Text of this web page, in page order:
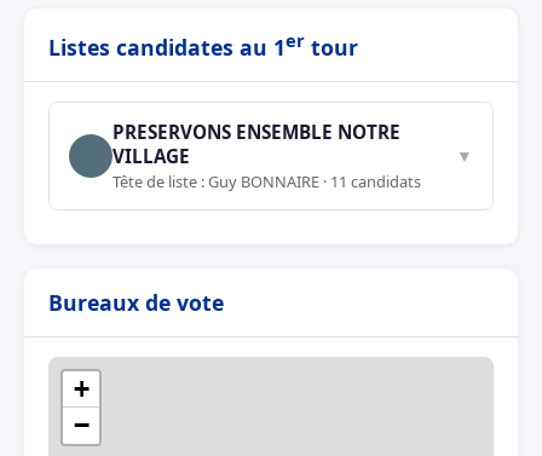
Listes candidates au 1er tour
PRESERVONS ENSEMBLE NOTRE
VILLAGE
Tête de liste : Guy BONNAIRE · 11 candidats
▼
Bureaux de vote
+
−